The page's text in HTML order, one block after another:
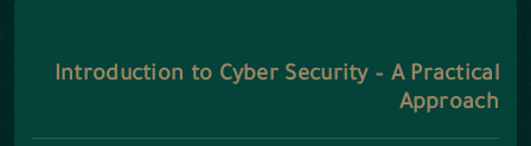
Introduction to Cyber Security – A Practical
Approach